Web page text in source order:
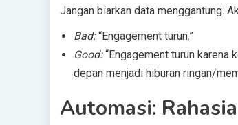
Jangan biarkan data menggantung.
Bad:“Engagement turun.”
Good:“Engagement turun karena
depan menjadi hiburan ringan/
Automasi: